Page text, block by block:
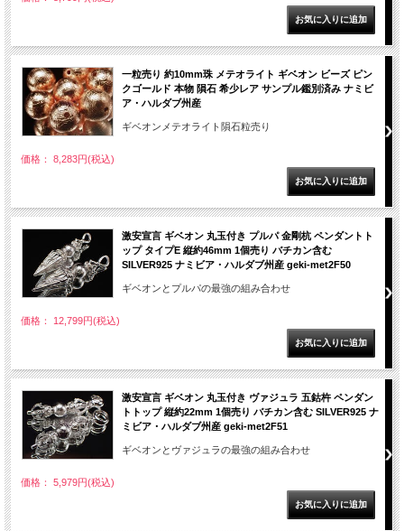
一粒売り 約10mm珠 メテオライト ギベオン ビーズ ピン
クゴールド 本物 隕石 希少レア サンプル鑑別済み ナミビ
ア・ハルダブ州産
ギベオンメテオライト隕石粒売り
価格： 8,283円(税込)
激安宣言 ギベオン 丸玉付き プルパ 金剛杭 ペンダントト
ップ タイプE 縦約46mm 1個売り バチカン含む
SILVER925 ナミビア・ハルダブ州産 geki-met2F50
ギベオンとプルパの最強の組み合わせ
価格： 12,799円(税込)
激安宣言 ギベオン 丸玉付き ヴァジュラ 五鈷杵 ペンダン
トトップ 縦約22mm 1個売り バチカン含む SILVER925 ナ
ミビア・ハルダブ州産 geki-met2F51
ギベオンとヴァジュラの最強の組み合わせ
価格： 5,979円(税込)